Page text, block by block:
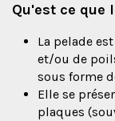
Qu'est ce que
La pelade
et/ou de
sous forme
Elle se
plaques